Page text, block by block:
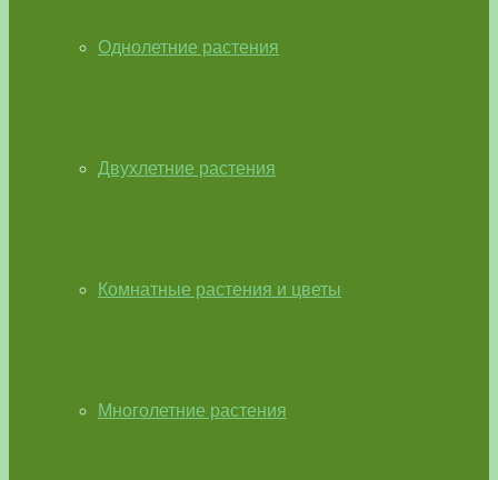
Однолетние растения
Двухлетние растения
Комнатные растения и цветы
Многолетние растения